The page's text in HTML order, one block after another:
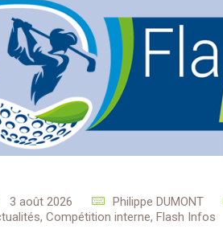
3 août 2026
Philippe DUMONT
,Compétition interne, Flash Infos